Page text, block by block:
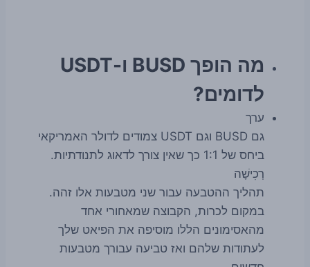
מה הופך BUSD ו-USDT
לדומים?
ערך
גם BUSD וגם USDT צמודים לדולר האמריקאי
ביחס של 1:1 כך שאין צורך לדאוג לתנודתיות.
רְכִישָׁה
תהליך ההטבעה עבור שני מטבעות אלו זהה.
במקום לכרות, הקבוצה שמאחורי אחד
מהאסימונים הללו מוסיפה את הפיאט שלך
לעתודות שלהם ואז טביעה עבורך מטבעות